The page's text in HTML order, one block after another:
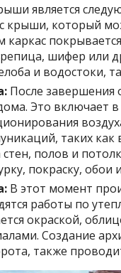
является
крыши, который
каркас
шифер или
и водостоки,
После завершения
Это включает в
таких
полов и
покраску,
В этот момент
работы по
окраской,
Создание
также